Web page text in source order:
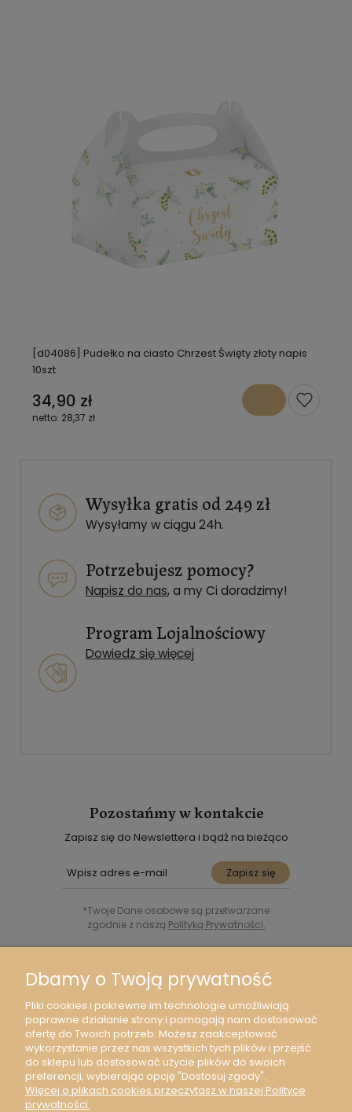
[d04086] Pudełko na ciasto Chrzest Święty złoty napis
10szt
34,90 zł
28,37 zł
Wysyłka gratis od 249 zł
Wysyłamy w ciągu 24h.
Potrzebujesz pomocy?
Napisz do nas, a my Ci doradzimy!
Program Lojalnościowy
Dowiedz się więcej
Pozostańmy w kontakcie
Zapisz się do Newslettera i bądź na bieżąco
Zapisz się
*Twoje Dane osobowe są przetwarzane
zgodnie z naszą Polityką Prywatności.
Moje konto
O nas
Dbamy o Twoją prywatność
Pliki cookies i pokrewne im technologie umożliwiają
poprawne działanie strony i pomagają nam dostosować
ofertę do Twoich potrzeb. Możesz zaakceptować
wykorzystanie przez nas wszystkich tych plików i przejść
do sklepu lub dostosować użycie plików do swoich
preferencji, wybierając opcję "Dostosuj zgody".
Więcej o plikach cookies przeczytasz w naszej Polityce
prywatności.